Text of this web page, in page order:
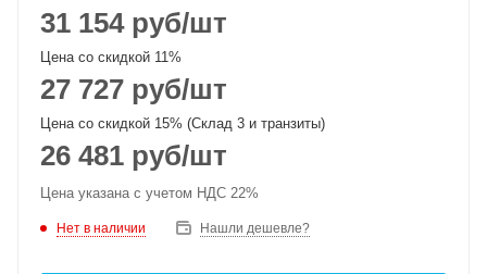
31 154руб/шт
Цена со скидкой 11%
27 727 руб/шт
Цена со скидкой 15% (Склад 3 и транзиты)
26 481 руб/шт
Цена указана с учетом НДС 22%
Нет в наличии Нашли дешевле?